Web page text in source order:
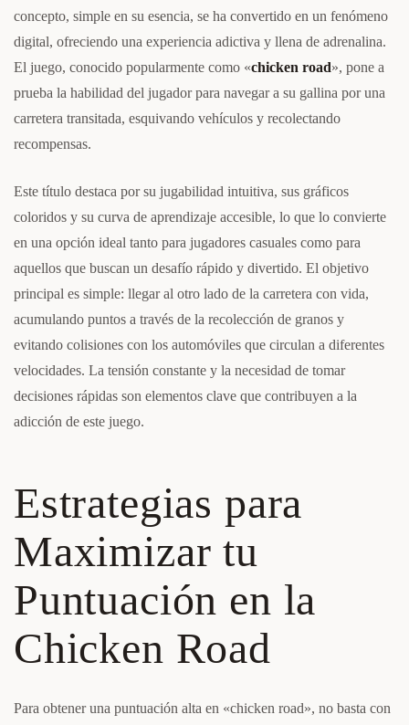
concepto, simple en su esencia, se ha convertido en un fenómeno
digital, ofreciendo una experiencia adictiva y llena de adrenalina.
El juego, conocido popularmente como «chicken road», pone a
prueba la habilidad del jugador para navegar a su gallina por una
carretera transitada, esquivando vehículos y recolectando
recompensas.
Este título destaca por su jugabilidad intuitiva, sus gráficos
coloridos y su curva de aprendizaje accesible, lo que lo convierte
en una opción ideal tanto para jugadores casuales como para
aquellos que buscan un desafío rápido y divertido. El objetivo
principal es simple: llegar al otro lado de la carretera con vida,
acumulando puntos a través de la recolección de granos y
evitando colisiones con los automóviles que circulan a diferentes
velocidades. La tensión constante y la necesidad de tomar
decisiones rápidas son elementos clave que contribuyen a la
adicción de este juego.
Estrategias para
Maximizar tu
Puntuación en la
Chicken Road
Para obtener una puntuación alta en «chicken road», no basta con